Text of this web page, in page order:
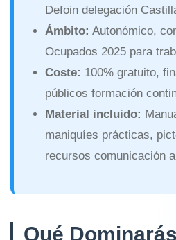
Defoin delegación
Ámbito: Autonómico,
Ocupados 2025 para
Coste: 100% gratuito,
públicos formación
Material incluido:
maniquíes prácticas,
recursos comunicación
Qué